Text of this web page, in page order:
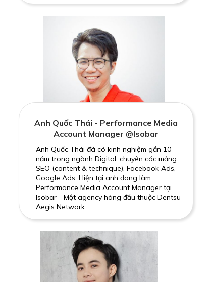
Anh Quốc Thái đã có kinh nghiệm gần 10
năm trong ngành Digital, chuyên các mảng
SEO (content & technique), Facebook Ads,
Google Ads. Hiện tại anh đang làm
Performance Media Account Manager tại
Isobar - Một agency hàng đầu thuộc Dentsu
Aegis Network.
Anh Quốc Thái - Performance Media
Account Manager @Isobar